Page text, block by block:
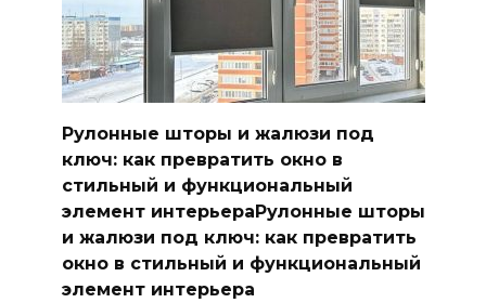
Рулонные шторы и жалюзи под
ключ: как превратить окно в
стильный и функциональный
элемент интерьераРулонные шторы
и жалюзи под ключ: как превратить
окно в стильный и функциональный
элемент интерьера